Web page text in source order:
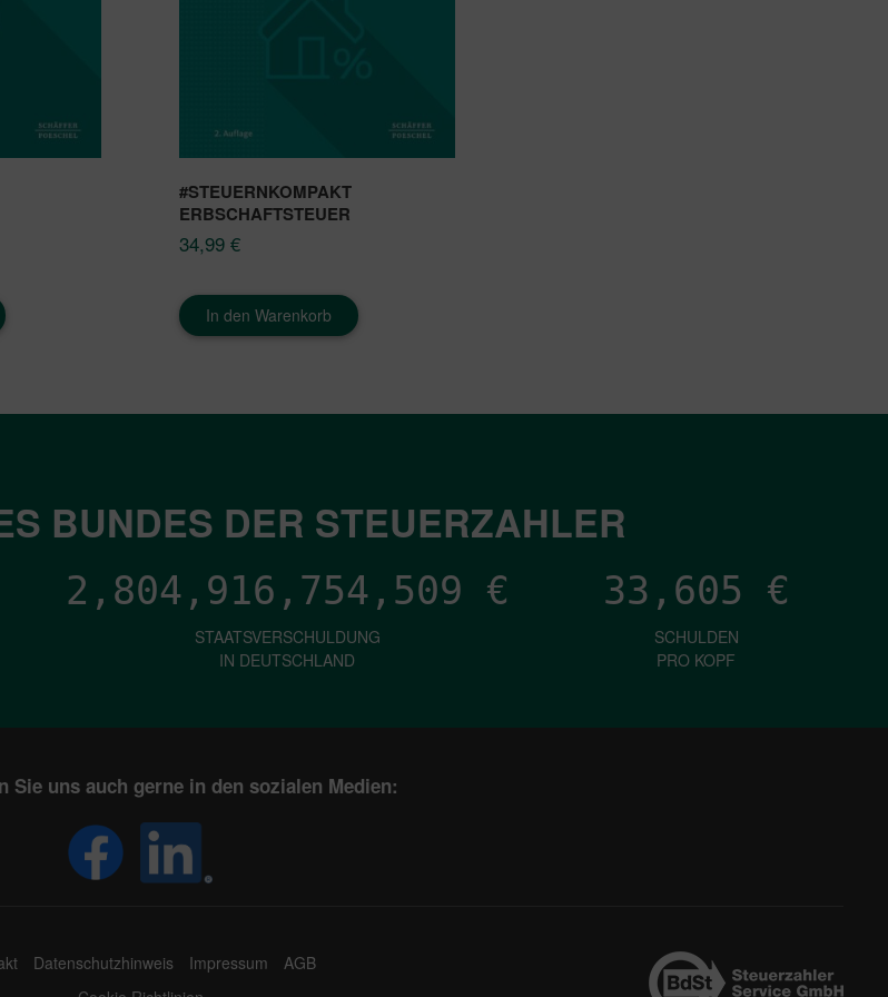
#STEUERNKOMPAKT
ERBSCHAFTSTEUER
34,99 €
In den Warenkorb
BUNDES DER STEUERZAHLER
2,804,916,759,128 €
STAATSVERSCHULDUNG
IN DEUTSCHLAND
33,605 €
SCHULDEN
PRO KOPF
Sie uns auch gerne in den sozialen Medien:
Datenschutzhinweis Impressum
AGB